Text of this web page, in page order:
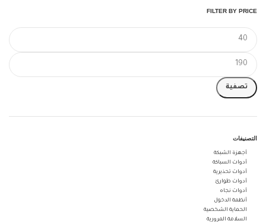
FILTER BY PRICE
تصفية
التصنيفات
أجهزة الشبكة
أدوات السباكة
أدوات تحذيرية
أدوات طوارئ
أدوات نجاه
أنظمة الدخول
الحماية الشخصية
السلامة المرورية